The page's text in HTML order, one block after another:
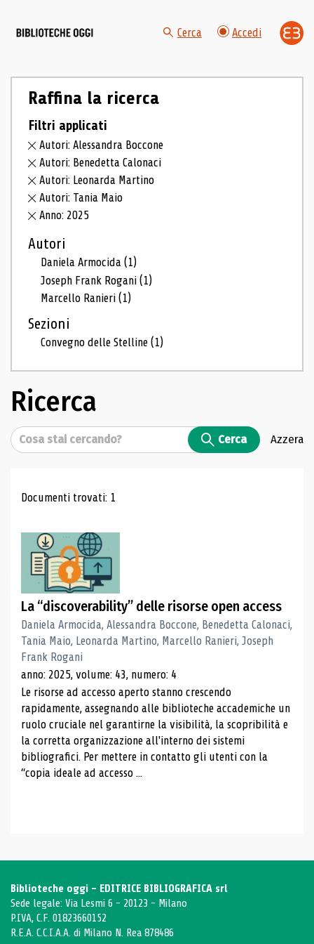
Cerca Accedi
Raffina la ricerca
Filtri applicati
Autori: Alessandra Boccone
Autori: Benedetta Calonaci
Autori: Leonarda Martino
Autori: Tania Maio
Anno: 2025
Autori
Daniela Armocida(1)
Joseph Frank Rogani(1)
Marcello Ranieri(1)
Sezioni
Convegno delle Stelline(1)
Ricerca
Cerca Cerca Azzera
Risultati di ricerca
Documenti trovati: 1
La “discoverability” delle risorse open access
Daniela Armocida, Alessandra Boccone, Benedetta Calonaci,
Tania Maio, Leonarda Martino, Marcello Ranieri, Joseph
Frank Rogani
anno: 2025, volume: 43, numero: 4
Le risorse ad accesso aperto stanno crescendo
rapidamente, assegnando alle biblioteche accademiche un
ruolo cruciale nel garantirne la visibilità, la scopribilità e
la corretta organizzazione all'interno dei sistemi
bibliografici. Per mettere in contatto gli utenti con la
“copia ideale ad accesso ...
Biblioteche oggi - EDITRICE BIBLIOGRAFICA srl
Sede legale: Via Lesmi 6 - 20123 - Milano
P.IVA, C.F. 01823660152
R.E.A. C.C.I.A.A. di Milano N. Rea 878486